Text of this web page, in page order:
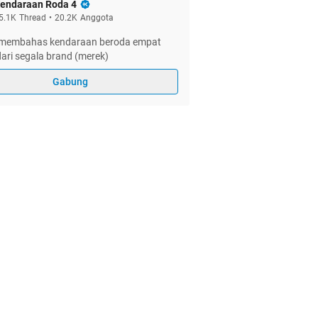
Roda 4
Thread • 20.2K Anggota
kendaraan beroda empat
segala brand (merek)
Gabung